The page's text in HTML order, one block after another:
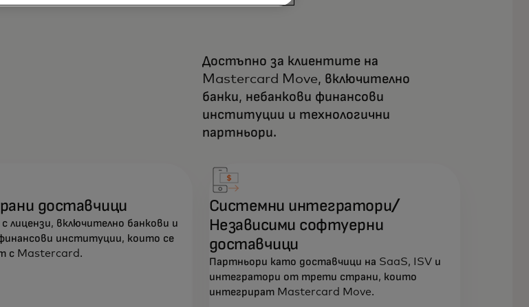
Достъпно за клиентите на
Mastercard Move, включително
банки, небанкови финансови
институции и технологични
партньори.
доставчици
лицензи, включително банкови и
институции, които се
с Mastercard.
Системни интегратори/
Независими софтуерни
доставчици
Партньори като доставчици на SaaS, ISV и
интегратори от трети страни, които
интегрират Mastercard Move.